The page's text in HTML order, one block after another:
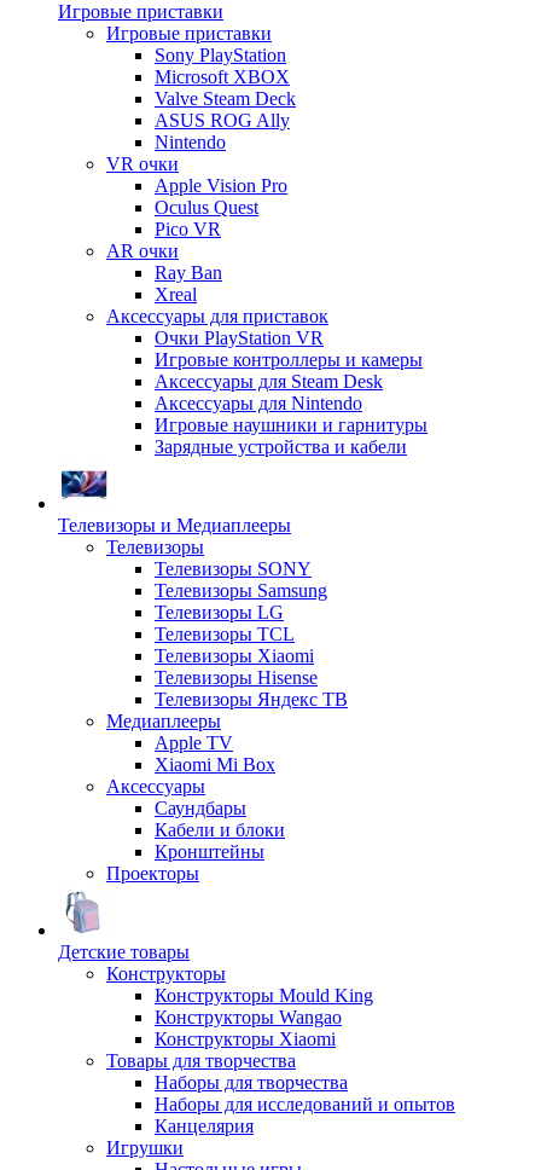
Игровые приставки
Игровые приставки
Sony PlayStation
Microsoft XBOX
Valve Steam Deck
ASUS ROG Ally
Nintendo
VR очки
Apple Vision Pro
Oculus Quest
Pico VR
AR очки
Ray Ban
Xreal
Аксессуары для приставок
Очки PlayStation VR
Игровые контроллеры и камеры
Аксессуары для Steam Desk
Аксессуары для Nintendo
Игровые наушники и гарнитуры
Зарядные устройства и кабели
Телевизоры и Медиаплееры
Телевизоры
Телевизоры SONY
Телевизоры Samsung
Телевизоры LG
Телевизоры TCL
Телевизоры Xiaomi
Телевизоры Hisense
Телевизоры Яндекс ТВ
Медиаплееры
Apple TV
Xiaomi Mi Box
Аксессуары
Саундбары
Кабели и блоки
Кронштейны
Проекторы
Детские товары
Конструкторы
Конструкторы Mould King
Конструкторы Wangao
Конструкторы Xiaomi
Товары для творчества
Наборы для творчества
Наборы для исследований и опытов
Канцелярия
Игрушки